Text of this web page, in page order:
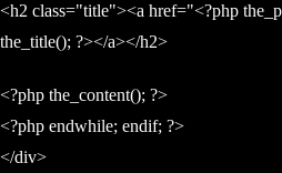
<h2 class="title"><a href="<?php
the_title(); ?></a></h2>
<?php the_content(); ?>
<?php endwhile; endif; ?>
</div>